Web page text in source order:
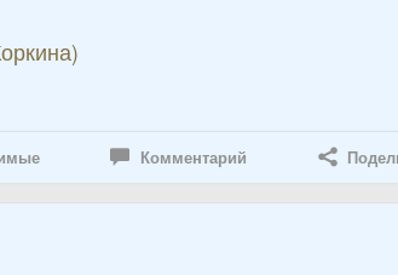
Комментарий